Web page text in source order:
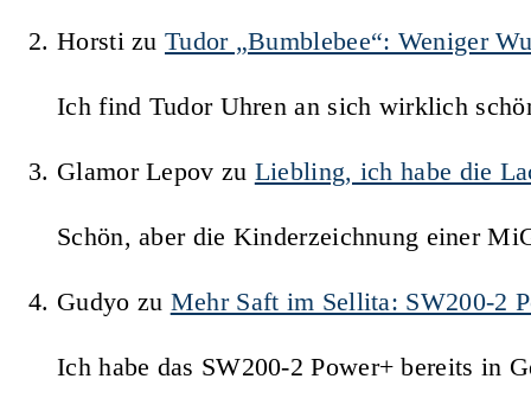
Horsti zuTudor „Bumblebee“: Weniger
Ich find Tudor Uhren an sich wirklich
Glamor Lepov zu Liebling, ich habe die
Schön, aber die Kinderzeichnung einer
Gudyo zu Mehr Saft im Sellita: SW200-2
Ich habe das SW200-2 Power+ bereits in